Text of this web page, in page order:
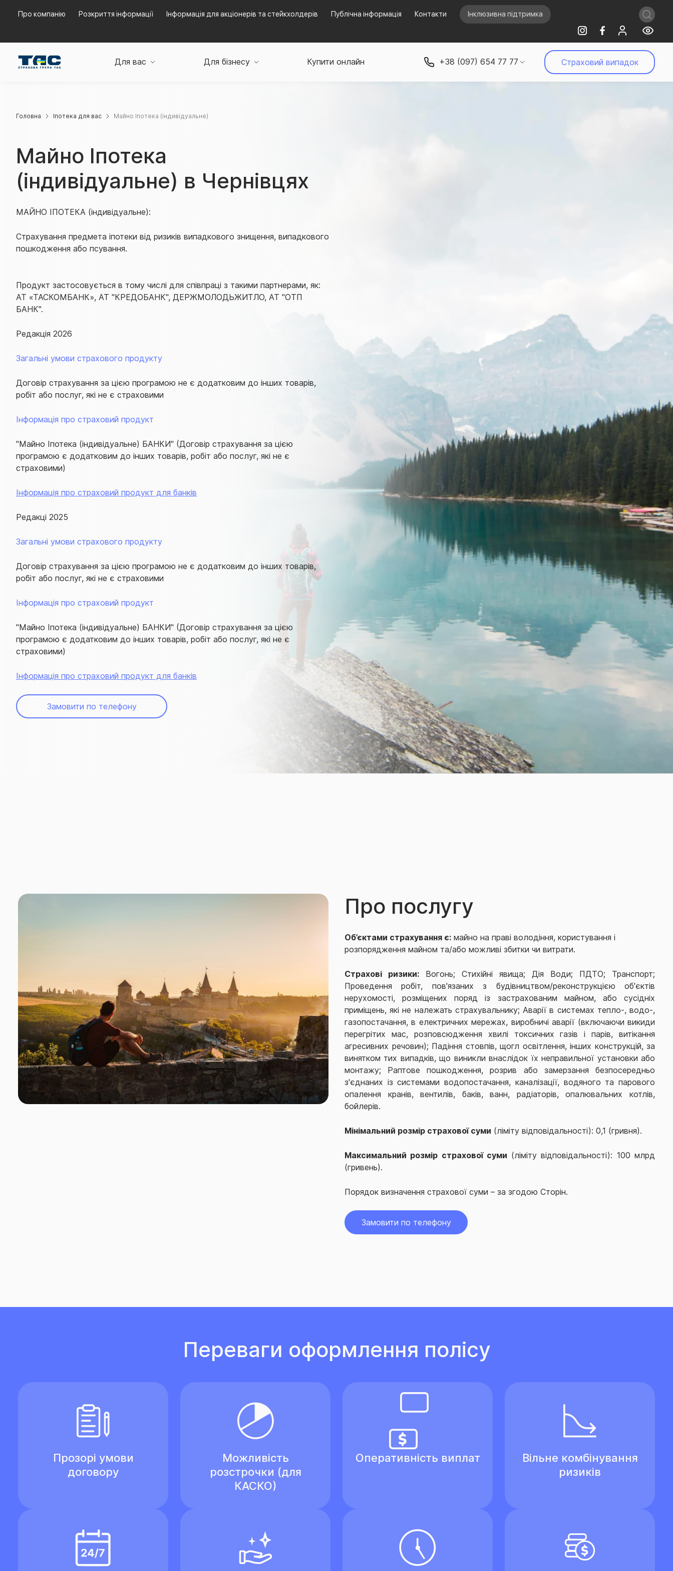
Про компанію Розкриття інформації Інформація для акціонерів та стейкхолдерів Публічна інформація Контакти Інклюзивна підтримка
Для вас Для бізнесу Купити онлайн +38 (097) 654 77 77 Страховий випадок
Головна Іпотека для вас Майно Іпотека (індивідуальне)
Майно Іпотека
(індивідуальне) в Чернівцях
МАЙНО ІПОТЕКА (індивідуальне):
Страхування предмета іпотеки від ризиків випадкового знищення, випадкового
пошкодження або псування.
Продукт застосовується в тому числі для співпраці з такими партнерами, як:
АТ «ТАСКОМБАНК», АТ "КРЕДОБАНК", ДЕРЖМОЛОДЬЖИТЛО, АТ "ОТП
БАНК".
Редакція 2026
Загальні умови страхового продукту
Договір страхування за цією програмою не є додатковим до інших товарів,
робіт або послуг, які не є страховими
Інформація про страховий продукт
"Майно Іпотека (індивідуальне) БАНКИ" (Договір страхування за цією
програмою є додатковим до інших товарів, робіт або послуг, які не є
страховими)
Інформація про страховий продукт для банків
Редакці 2025
Загальні умови страхового продукту
Договір страхування за цією програмою не є додатковим до інших товарів,
робіт або послуг, які не є страховими
Інформація про страховий продукт
"Майно Іпотека (індивідуальне) БАНКИ" (Договір страхування за цією
програмою є додатковим до інших товарів, робіт або послуг, які не є
страховими)
Інформація про страховий продукт для банків
Замовити по телефону
Про послугу
Об’єктами страхування є: майно на праві володіння, користування і
розпорядження майном та/або можливі збитки чи витрати.
Страхові ризики: Вогонь; Стихійні явища; Дія Води; ПДТО; Транспорт;
Проведення робіт, пов'язаних з будівництвом/реконструкцією об'єктів
нерухомості, розміщених поряд із застрахованим майном, або сусідніх
приміщень, які не належать страхувальнику; Аварії в системах тепло-, водо-,
газопостачання, в електричних мережах, виробничі аварії (включаючи викиди
перегрітих мас, розповсюдження хвилі токсичних газів і парів, витікання
агресивних речовин); Падіння стовпів, щогл освітлення, інших конструкцій, за
винятком тих випадків, що виникли внаслідок їх неправильної установки або
монтажу; Раптове пошкодження, розрив або замерзання безпосередньо
з'єднаних із системами водопостачання, каналізації, водяного та парового
опалення кранів, вентилів, баків, ванн, радіаторів, опалювальних котлів,
бойлерів.
Мінімальний розмір страхової суми (ліміту відповідальності): 0,1 (гривня).
Максимальний розмір страхової суми (ліміту відповідальності): 100 млрд
(гривень).
Порядок визначення страхової суми – за згодою Сторін.
Замовити по телефону
Переваги оформлення полісу
Прозорі умови
договору
Можливість
розстрочки (для
КАСКО)
Оперативність виплат
Вільне комбінування
ризиків